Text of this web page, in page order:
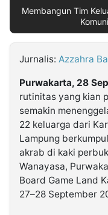
Kabarbaru.co
2026
Kabarbaru
Media
Holding
Membangun Tim
Jurnalis: Azzahra
Purwakarta, 28
rutinitas yang kian
semakin
22 keluarga dari
Lampung
akrab di kaki
Wanayasa,
Board Game Land
27–28 September